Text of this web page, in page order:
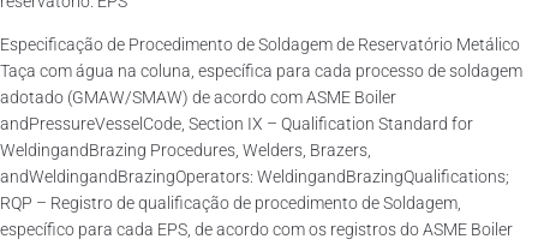
Especificação de Procedimento de Soldagem de Reservatório Metálico
Taça com água na coluna, específica para cada processo de soldagem
adotado (GMAW/SMAW) de acordo com ASME Boiler
andPressureVesselCode, Section IX – Qualification Standard for
WeldingandBrazing Procedures, Welders, Brazers,
andWeldingandBrazingOperators: WeldingandBrazingQualifications;
RQP – Registro de qualificação de procedimento de Soldagem,
específico para cada EPS, de acordo com os registros do ASME Boiler